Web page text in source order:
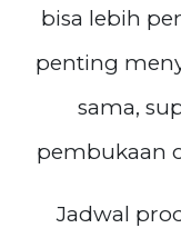
bisa lebih
penting
sama,
pembukaan
Jadwal